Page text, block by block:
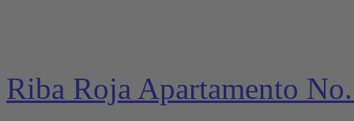
Riba Roja Apartamento